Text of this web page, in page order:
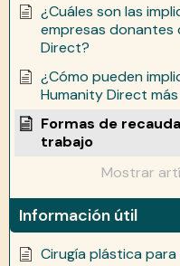
¿Cuáles son las
empresas donantes
Direct?
¿Cómo pueden
Humanity Direct
Formas de
trabajo
Mostrar
Información útil
Cirugía plástica